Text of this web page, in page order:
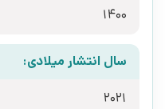
1400
سال انتشار میلادی:
2021